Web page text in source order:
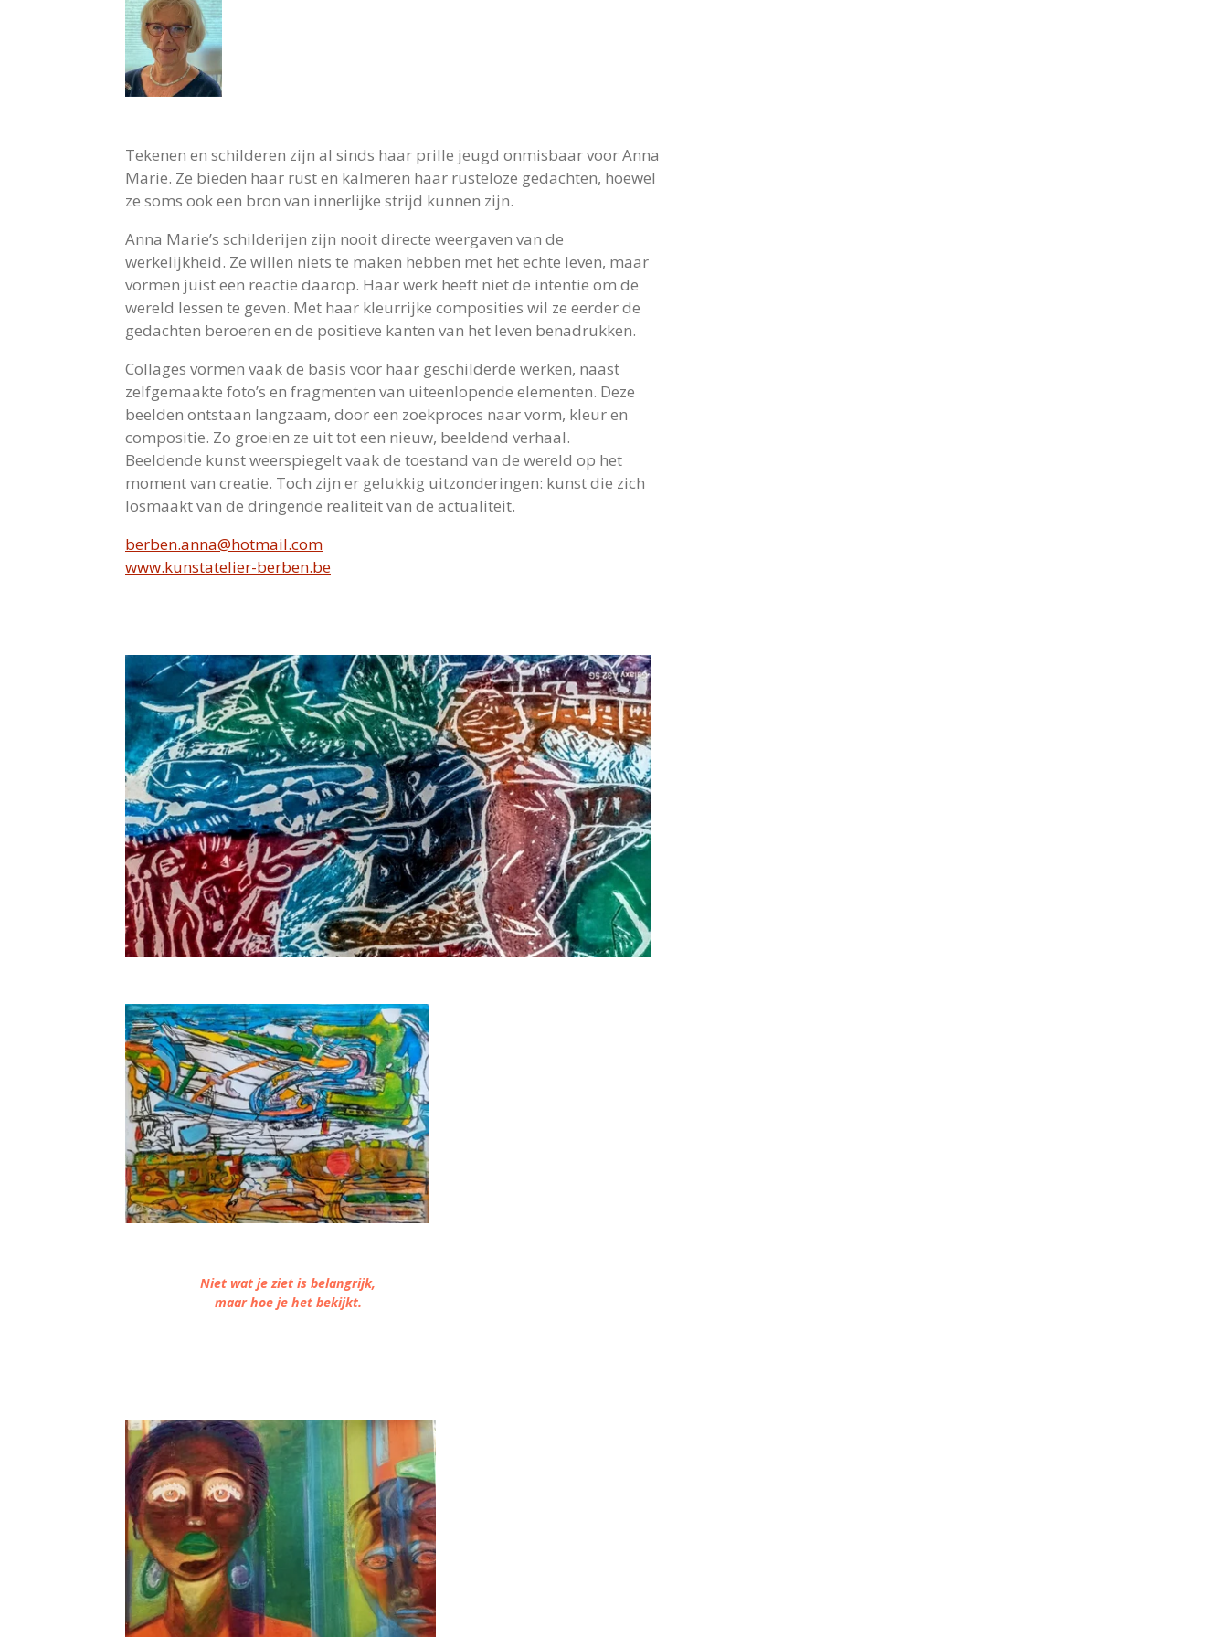
Tekenen en schilderen zijn al sinds haar prille jeugd onmisbaar voor Anna
Marie. Ze bieden haar rust en kalmeren haar rusteloze gedachten, hoewel
ze soms ook een bron van innerlijke strijd kunnen zijn.
Anna Marie’s schilderijen zijn nooit directe weergaven van de
werkelijkheid. Ze willen niets te maken hebben met het echte leven, maar
vormen juist een reactie daarop. Haar werk heeft niet de intentie om de
wereld lessen te geven. Met haar kleurrijke composities wil ze eerder de
gedachten beroeren en de positieve kanten van het leven benadrukken.
Collages vormen vaak de basis voor haar geschilderde werken, naast
zelfgemaakte foto’s en fragmenten van uiteenlopende elementen. Deze
beelden ontstaan langzaam, door een zoekproces naar vorm, kleur en
compositie. Zo groeien ze uit tot een nieuw, beeldend verhaal.
Beeldende kunst weerspiegelt vaak de toestand van de wereld op het
moment van creatie. Toch zijn er gelukkig uitzonderingen: kunst die zich
losmaakt van de dringende realiteit van de actualiteit.
berben.anna@hotmail.com
www.kunstatelier-berben.be
Niet wat je ziet is belangrijk,
maar hoe je het bekijkt.